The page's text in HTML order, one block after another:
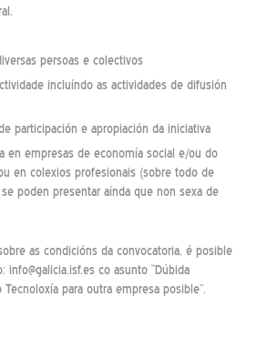
persoas e colectivos
incluíndo as actividades de difusión
participación e apropiación da iniciativa
en empresas de economía social e/ou do
en colexios profesionais (sobre todo de
poden presentar aínda que non sexa de
as condicións da convocatoria, é posible
info@galicia.isf.es co asunto “Dúbida
para outra empresa posible”.